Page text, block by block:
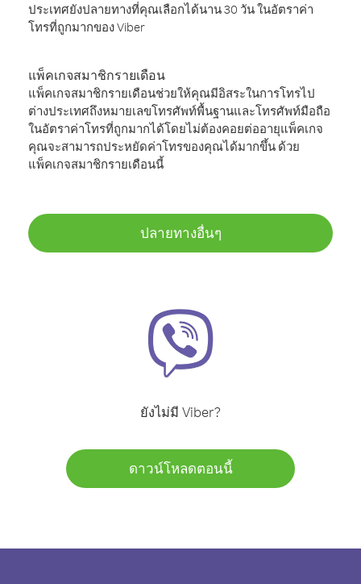
ประเทศยังปลายทางที่คุณเลือกได้นาน 30 วัน ในอัตราค่า
โทรที่ถูกมากของ Viber
แพ็คเกจสมาชิกรายเดือน
แพ็คเกจสมาชิกรายเดือนช่วยให้คุณมีอิสระในการโทรไป
ต่างประเทศถึงหมายเลขโทรศัพท์พื้นฐานและโทรศัพท์มือถือ
ในอัตราค่าโทรที่ถูกมากได้โดยไม่ต้องคอยต่ออายุแพ็คเกจ
คุณจะสามารถประหยัดค่าโทรของคุณได้มากขึ้น ด้วย
แพ็คเกจสมาชิกรายเดือนนี้
ปลายทางอื่นๆ
ยังไม่มี Viber?
ดาวน์โหลดตอนนี้